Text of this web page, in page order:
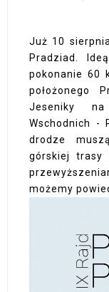
Już 10
Pradziad.
pokonanie 60
położonego
Jeseniky
Wschodnich -
drodze
górskiej trasy
możemy